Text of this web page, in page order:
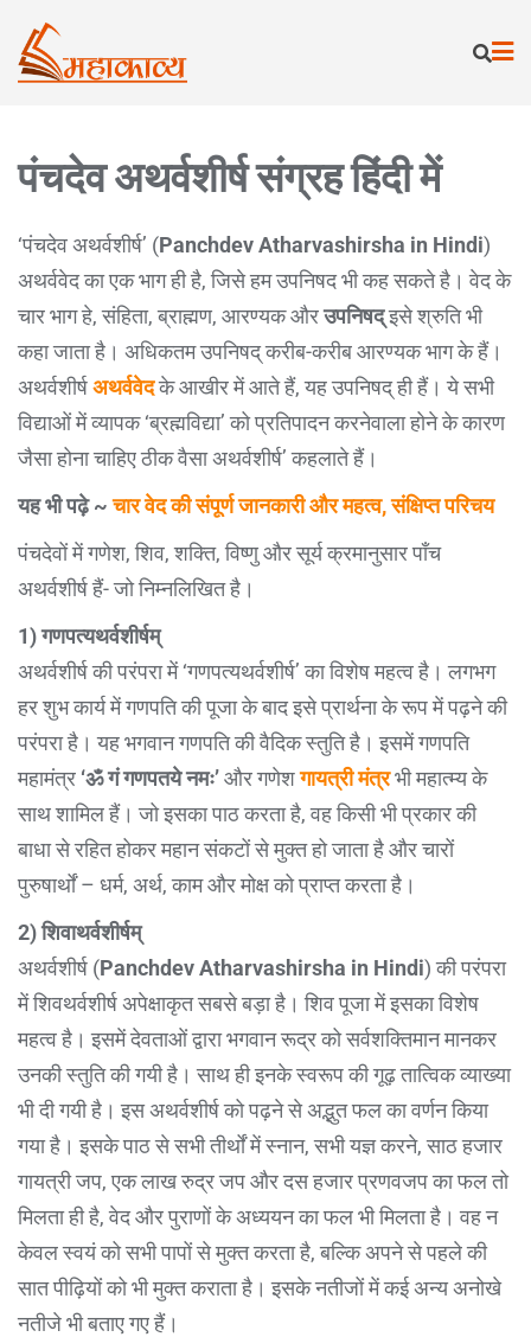
पंचदेव अथर्वशीर्ष संग्रह हिंदी में
‘पंचदेव अथर्वशीर्ष’ (Panchdev Atharvashirsha in Hindi)
अथर्ववेद का एक भाग ही है, जिसे हम उपनिषद भी कह सकते है। वेद के
चार भाग हे, संहिता, ब्राह्मण, आरण्यक औरउपनिषद्इसे श्रुति भी
कहा जाता है। अधिकतम उपनिषद् करीब-करीब आरण्यक भाग के हैं।
अथर्वशीर्षअथर्ववेदके आखीर में आते हैं, यह उपनिषद् ही हैं। ये सभी
विद्याओं में व्यापक ‘ब्रह्मविद्या’ को प्रतिपादन करनेवाला होने के कारण
जैसा होना चाहिए ठीक वैसा अथर्वशीर्ष’ कहलाते हैं।
यह भी पढ़े ~चार वेद की संपूर्ण जानकारी और महत्व, संक्षिप्त परिचय
पंचदेवों में गणेश, शिव, शक्ति, विष्णु और सूर्य क्रमानुसार पाँच
अथर्वशीर्ष हैं- जो निम्नलिखित है।
1) गणपत्यथर्वशीर्षम्
अथर्वशीर्ष की परंपरा में ‘गणपत्यथर्वशीर्ष’ का विशेष महत्व है। लगभग
हर शुभ कार्य में गणपति की पूजा के बाद इसे प्रार्थना के रूप में पढ़ने की
परंपरा है। यह भगवान गणपति की वैदिक स्तुति है। इसमें गणपति
महामंत्र ‘ॐ गं गणपतये नमः’और गणेशगायत्री मंत्रभी महात्म्य के
साथ शामिल हैं। जो इसका पाठ करता है, वह किसी भी प्रकार की
बाधा से रहित होकर महान संकटों से मुक्त हो जाता है और चारों
पुरुषार्थों – धर्म, अर्थ, काम और मोक्ष को प्राप्त करता है।
2) शिवाथर्वशीर्षम्
अथर्वशीर्ष (Panchdev Atharvashirsha in Hindi) की परंपरा
में शिवथर्वशीर्ष अपेक्षाकृत सबसे बड़ा है। शिव पूजा में इसका विशेष
महत्व है। इसमें देवताओं द्वारा भगवान रूद्र को सर्वशक्तिमान मानकर
उनकी स्तुति की गयी है। साथ ही इनके स्वरूप की गूढ़ तात्विक व्याख्या
भी दी गयी है। इस अथर्वशीर्ष को पढ़ने से अद्भुत फल का वर्णन किया
गया है। इसके पाठ से सभी तीर्थों में स्नान, सभी यज्ञ करने, साठ हजार
गायत्री जप, एक लाख रुद्र जप और दस हजार प्रणवजप का फल तो
मिलता ही है, वेद और पुराणों के अध्ययन का फल भी मिलता है। वह न
केवल स्वयं को सभी पापों से मुक्त करता है, बल्कि अपने से पहले की
सात पीढ़ियों को भी मुक्त कराता है। इसके नतीजों में कई अन्य अनोखे
नतीजे भी बताए गए हैं।